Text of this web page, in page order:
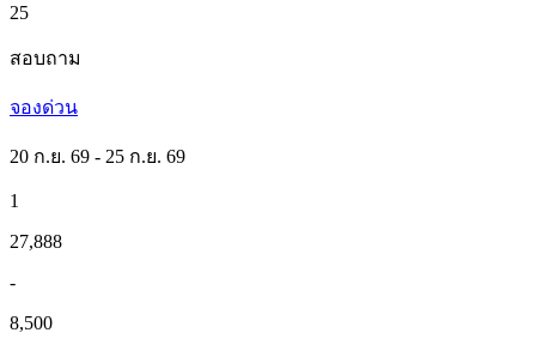
25
สอบถาม
จองด่วน
20 ก.ย. 69 - 25 ก.ย. 69
1
27,888
-
8,500